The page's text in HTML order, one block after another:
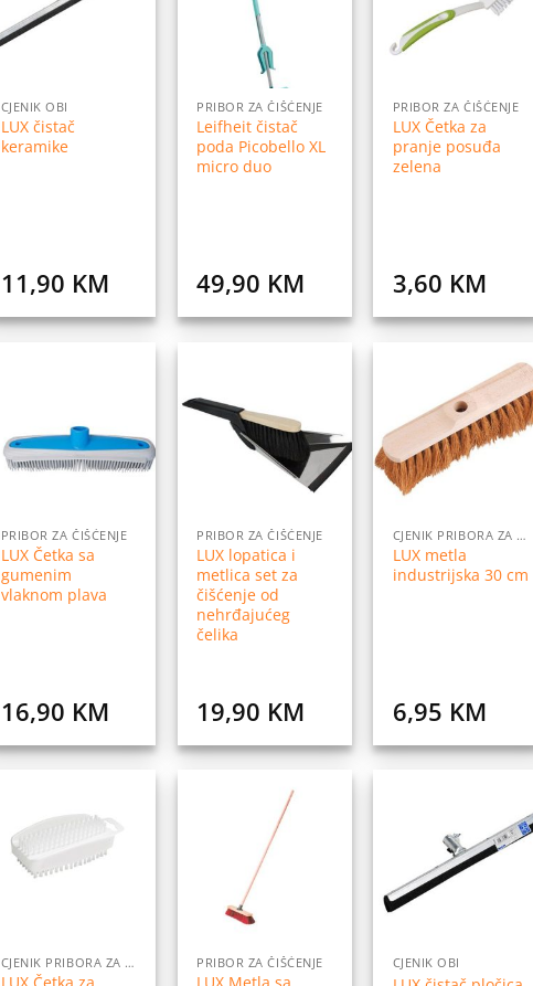
CJENIK OBI
LUX čistač
keramike
11,90 KM
PRIBOR ZA ČIŠĆENJE
Leifheit čistač
poda Picobello XL
micro duo
49,90 KM
listu
želja
PRIBOR ZA ČIŠĆENJE
LUX Četka za
pranje posuđa
zelena
3,60 KM
listu
želja
PRIBOR ZA ČIŠĆENJE
LUX Četka sa
gumenim
vlaknom plava
16,90 KM
listu
želja
PRIBOR ZA ČIŠĆENJE
LUX lopatica i
metlica set za
čišćenje od
nehrđajućeg
čelika
19,90 KM
Dodaj
na
listu
CJENIK PRIBORA ZA DOM
LUX metla
industrijska 30 cm
6,95 KM
CJENIK PRIBORA ZA DOM PRIBOR ZA ČIŠĆENJE
Dodaj
na
CJENIK OBI